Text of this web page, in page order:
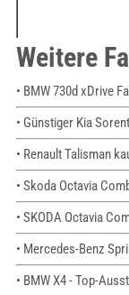
Weitere
• BMW 730d xDrive
• Günstiger Kia
• Renault Talisman
• Skoda Octavia
• SKODA Octavia
• Mercedes-Benz
• BMW X4 - Top-